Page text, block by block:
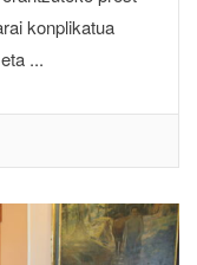
konplikatua
...